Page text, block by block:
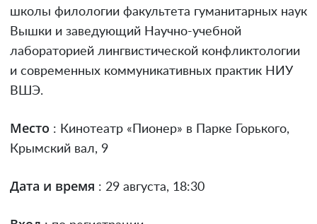
школы филологии факультета гуманитарных наук
Вышки и заведующий Научно-учебной
лабораторией лингвистической конфликтологии
и современных коммуникативных практик НИУ
ВШЭ.
Место : Кинотеатр «Пионер» в Парке Горького,
Крымский вал, 9
Дата и время : 29 августа, 18:30